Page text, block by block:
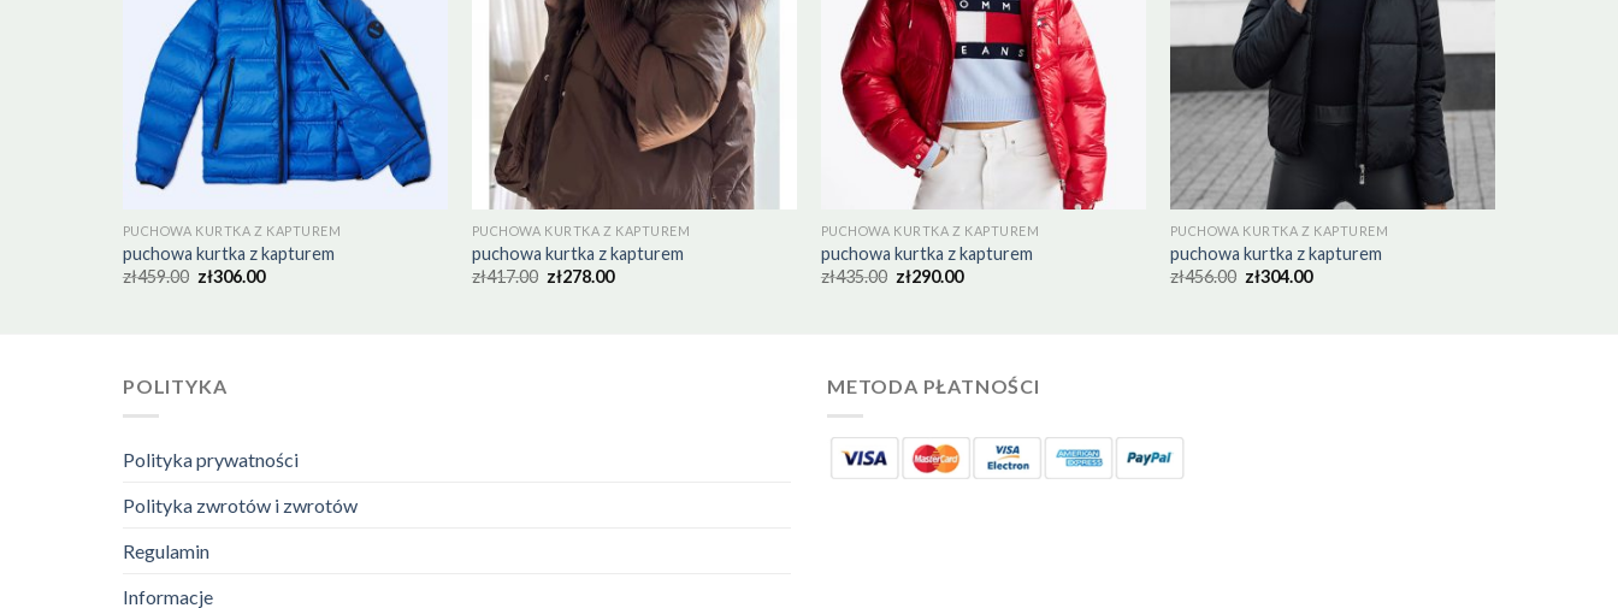
PUCHOWA KURTKA Z KAPTUREM
puchowa kurtka z kapturem
zł459.00 zł306.00
PUCHOWA KURTKA Z KAPTUREM
puchowa kurtka z kapturem
zł417.00 zł278.00
PUCHOWA KURTKA Z KAPTUREM
puchowa kurtka z kapturem
zł435.00 zł290.00
PUCHOWA KURTKA Z KAPTUREM
puchowa kurtka z kapturem
zł456.00 zł304.00
POLITYKA
Polityka prywatności
Polityka zwrotów i zwrotów
Regulamin
Informacje
METODA PŁATNOŚCI